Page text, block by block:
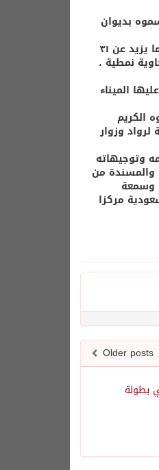
بديوان
واطلع سموه خلال اللقاء على أهم منجزات الميناء لعام ٢٠١٨ م، والتي ناول من خلالها في العام المنصرم ما يزيد عن ٣١
٢٠١٧م ، فيما بلغ عدد الحاويات المناولة ١،٥ مليون حاوية نمطية ،
الماسية والتي حصل عليها الميناء
الكريم
وزوار
وتوجيهاته
والمسندة من
وسمعة
المملكة العربية السعودية مركزا
Older posts
بطولة